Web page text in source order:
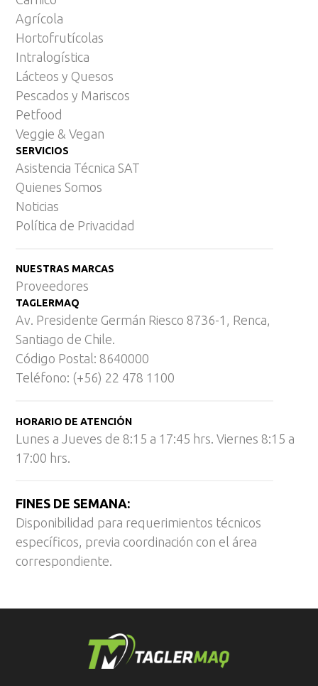
Agrícola
Hortofrutícolas
Intralogística
Lácteos y Quesos
Pescados y Mariscos
Petfood
Veggie & Vegan
SERVICIOS
Asistencia Técnica SAT
Quienes Somos
Noticias
Política de Privacidad
NUESTRAS MARCAS
Proveedores
TAGLERMAQ
Av. Presidente Germán Riesco 8736-1, Renca,
Santiago de Chile.
Código Postal: 8640000
Teléfono: (+56) 22 478 1100
HORARIO DE ATENCIÓN
Lunes a Jueves de 8:15 a 17:45 hrs. Viernes 8:15 a
17:00 hrs.
FINES DE SEMANA:
Disponibilidad para requerimientos técnicos
específicos, previa coordinación con el área
correspondiente.